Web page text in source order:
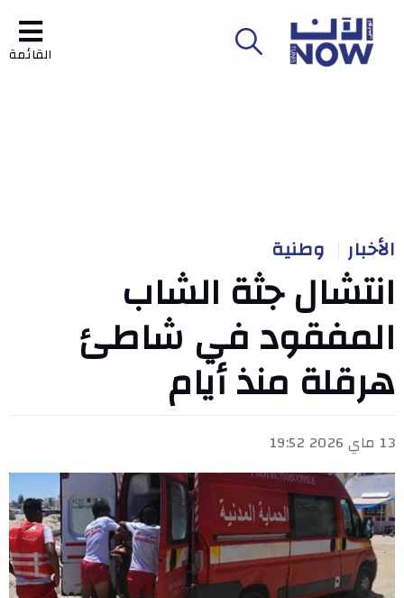
القائمة
الأخبار وطنية
انتشال جثة الشاب
المفقود في شاطئ
هرقلة منذ أيام
13 ماي 2026 19:52